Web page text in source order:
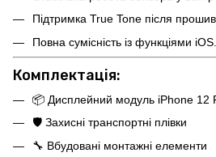
Підтримка True Tone після
Повна сумісність із функціями iOS.
Комплектація:
📦 Дисплейний модуль iPhone 12
🛡️ Захисні транспортні плівки
🔧 Вбудовані монтажні елементи